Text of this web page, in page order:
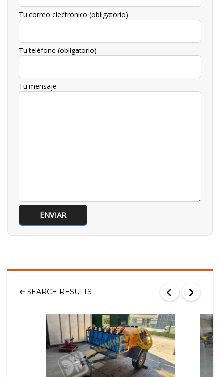
Tu correo electrónico (obligatorio)
Tu teléfono (obligatorio)
Tu mensaje
SEARCH RESULTS